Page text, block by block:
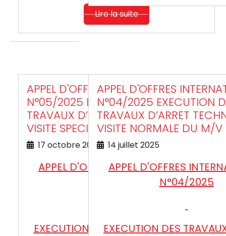
Lire la suite
APPEL D'OFFRES INTERNATIONAL
N°05/2025 EXECUTION DES
TRAVAUX D’ARRET TECHNIQUE DE
VISITE SPECIALE DU M/V ELYSSA
17 octobre 2025
APPEL D'OFFRES INTERNATIONAL
EXECUTION DES TRAVAUX D’ARRET
APPEL D'OFFRES
N°04/2025 EXECUTION
TRAVAUX D’ARRET
VISITE NORMALE DU M/V
14 juillet 2025
APPEL D'OFFRES
N°04/2025
EXECUTION DES